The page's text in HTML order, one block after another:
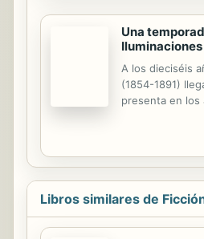
ruptura - el
incomprendido
religiosa;
ferozmente
Iluminaciones
el también
escandaloso
exquisita o
Una
Iluminaciones
A los dieciséis
(1854-1891)
presenta en
parnasianos
bolsillo: «El
destrozarlo
años. Con un
Temporada en
Libros similares de